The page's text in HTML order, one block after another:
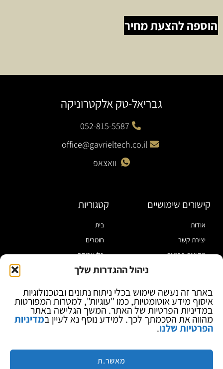
ניהול ההגדרות שלך
באתר זה נעשה שימוש בכלי ניתוח נתונים ובטכנולוגיות
איסוף מידע אוטומטיות, כמו "עוגיות", למטרות המפורטות
במדיניות הפרטיות של האתר. המשך הגלישה באתר
מהווה את הסכמתך לכך. למידע נוסף נא לעיין במדיניות
הפרטיות שלנו.
מאשר.ת
הוספה להצעת מחיר
גבריאל-טק אלקטרוניקה
052-815-5587
office@gavrieltech.co.il
וואצאפ
קישורים שימושיים
אודות
יצירת קשר
מדיניות פרטיות
בלוג
קטגוריות
בית
חומרים
כלי עבודה
מוצרי הלחמה
ספקי כח ומודדים
ציוד אופטי להגדלה
מותגים